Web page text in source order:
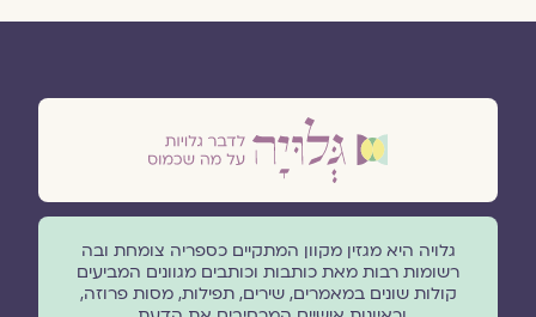
גלויה היא מגזין מקוון המתקיים כספריה צומחת ובה
רשומות רבות מאת כותבות וכותבים מגוונים המביעים
קולות שונים במאמרים, שירים, תפילות, מסות פרוזה,